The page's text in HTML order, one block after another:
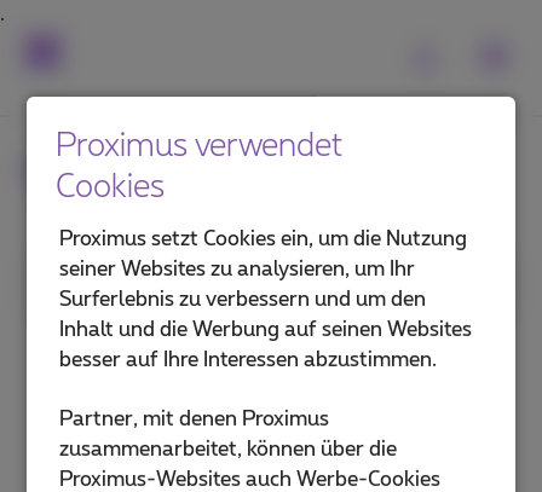
Häufig gestellte Fragen
1. Kategorie
Handy und Sim-Karte
Voicemail und Anrufverwaltung
Proximus verwendet
Cookies
Proximus setzt Cookies ein, um die Nutzung
seiner Websites zu analysieren, um Ihr
Surferlebnis zu verbessern und um den
Inhalt und die Werbung auf seinen Websites
besser auf Ihre Interessen abzustimmen.
Partner, mit denen Proximus
zusammenarbeitet, können über die
Proximus-Websites auch Werbe-Cookies